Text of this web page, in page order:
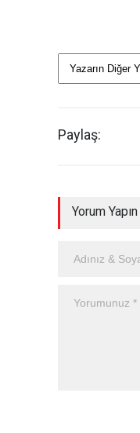
Paylaş:
Yorum Yapın